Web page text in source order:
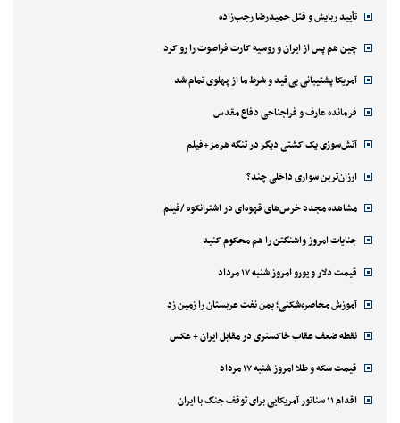
تأیید ربایش و قتل حمیدرضا رجب‌زاده
چین هم پس از ایران و روسیه کارت فراصوت را رو کرد
آمریکا پشتیبانی بی‌قید و شرط ما از پهلوی تمام شد
فرمانده عارف و فراجناحی دفاع مقدس
آتش‌سوزی یک کشتی دیگر در تنگه هرمز+فیلم
ارزان‌ترین سواری داخلی چند؟
مشاهده مجدد خرس‌های قهوه‌ای در اشترانکوه /فیلم
جنایات امروز واشنگتن را هم محکوم کنید
قیمت دلار و یورو امروز شنبه ۱۷ مرداد
آموزش محاصره‌شکنی؛ یمن نفت عربستان را زمین زد
نقطه ضعف عقاب خاکستری در مقابل ایران + عکس
قیمت سکه و طلا امروز شنبه ۱۷ مرداد
اقدام ۱۱ سناتور آمریکایی برای توقف جنگ با ایران